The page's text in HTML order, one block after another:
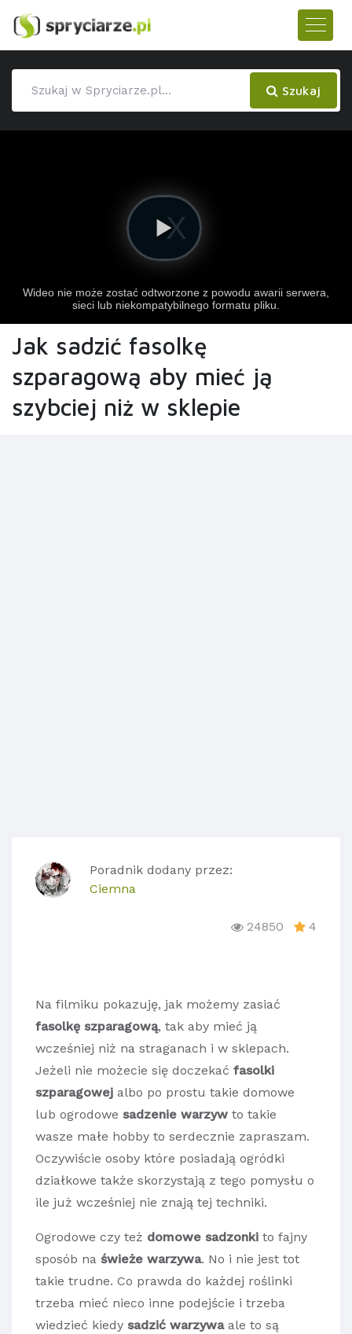
Szukaj
Jak sadzić fasolkę
szparagową aby mieć ją
szybciej niż w sklepie
Poradnik dodany przez:
Ciemna
24850 4
Na filmiku pokazuję, jak możemy zasiać
fasolkę szparagową, tak aby mieć ją
wcześniej niż na straganach i w sklepach.
Jeżeli nie możecie się doczekać fasolki
szparagowej albo po prostu takie domowe
lub ogrodowe sadzenie warzyw to takie
wasze małe hobby to serdecznie zapraszam.
Oczywiście osoby które posiadają ogródki
działkowe także skorzystają z tego pomysłu o
ile już wcześniej nie znają tej techniki.
Ogrodowe czy też domowe sadzonki to fajny
sposób na świeże warzywa. No i nie jest tot
takie trudne. Co prawda do każdej roślinki
trzeba mieć nieco inne podejście i trzeba
wiedzieć kiedy sadzić warzywaale to są